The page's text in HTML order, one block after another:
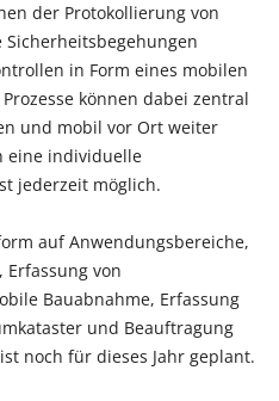
der Protokollierung von
in Form eines mobilen
können dabei zentral
und mobil vor Ort weiter
eine individuelle
jederzeit möglich.
auf Anwendungsbereiche,
von
Bauabnahme, Erfassung
und Beauftragung
noch für dieses Jahr geplant.